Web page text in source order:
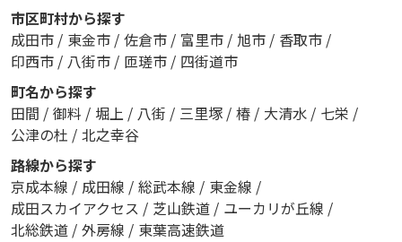
市区町村から探す
成田市 / 東金市 / 佐倉市 / 富里市 / 旭市 / 香取市 /
印西市 / 八街市 / 匝瑳市 / 四街道市
町名から探す
田間 / 御料 / 堀上 / 八街 / 三里塚 / 椿 / 大清水 / 七栄 /
公津の杜 / 北之幸谷
路線から探す
京成本線 / 成田線 / 総武本線 / 東金線 /
成田スカイアクセス / 芝山鉄道 / ユーカリが丘線 /
北総鉄道 / 外房線 / 東葉高速鉄道